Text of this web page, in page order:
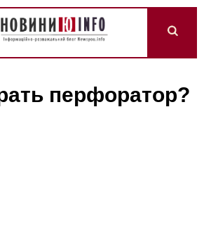
перфоратор?